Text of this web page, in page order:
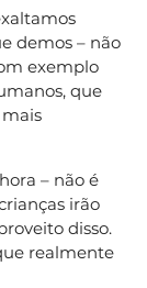
demos – não
exemplo
que
– não é
irão
disso.
realmente